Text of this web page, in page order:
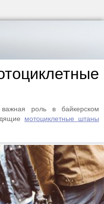
роль в байкерском
мотоциклетные штаны